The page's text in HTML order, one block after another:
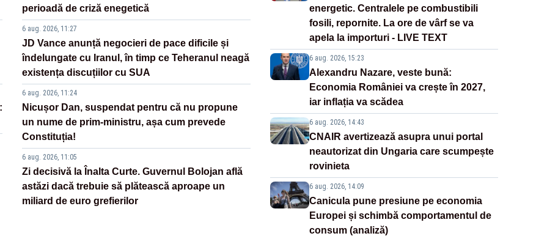
perioadă de criză enegetică
6 aug. 2026, 11:27
JD Vance anunță negocieri de pace dificile și
îndelungate cu Iranul, în timp ce Teheranul neagă
existența discuțiilor cu SUA
6 aug. 2026, 11:24
Nicușor Dan, suspendat pentru că nu propune
un nume de prim-ministru, așa cum prevede
Constituția!
6 aug. 2026, 11:05
Zi decisivă la Înalta Curte. Guvernul Bolojan află
astăzi dacă trebuie să plătească aproape un
miliard de euro grefierilor
energetic. Centralele pe combustibili
fosili, repornite. La ore de vârf se va
apela la importuri - LIVE TEXT
6 aug. 2026, 15:23
Alexandru Nazare, veste bună:
Economia României va crește în 2027,
iar inflația va scădea
6 aug. 2026, 14:43
CNAIR avertizează asupra unui portal
neautorizat din Ungaria care scumpește
rovinieta
6 aug. 2026, 14:09
Canicula pune presiune pe economia
Europei și schimbă comportamentul de
consum (analiză)